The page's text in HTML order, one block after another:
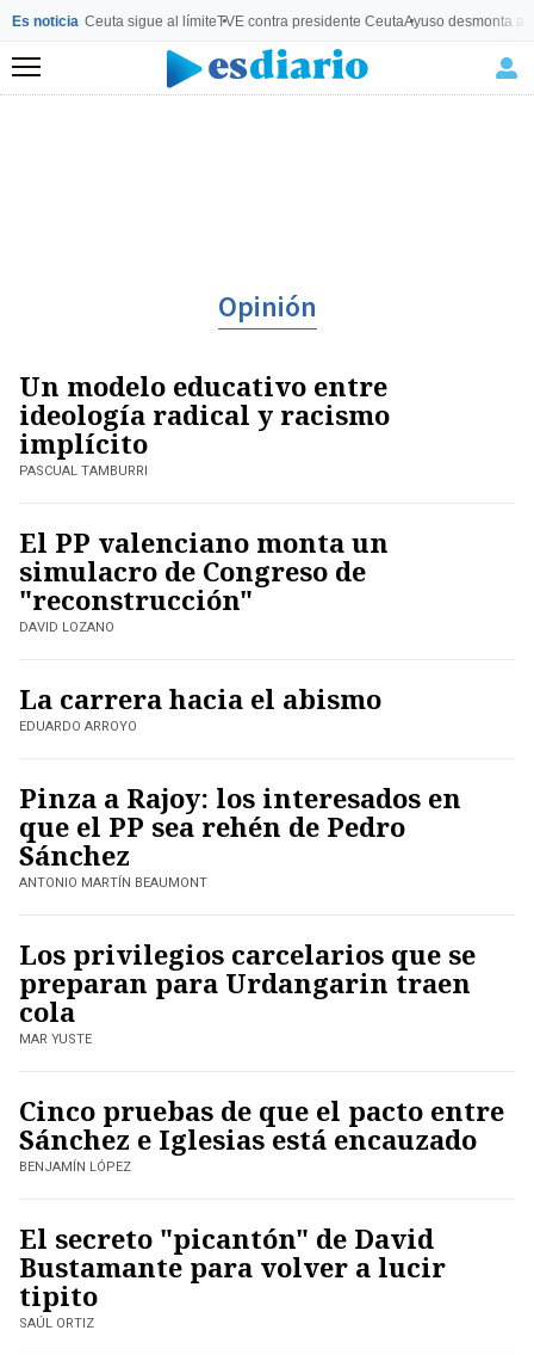
Es noticia Ceuta sigue al límiteTVE contra presidente CeutaAyuso desmonta a
Menú
Opinión
Un modelo educativo entre
ideología radical y racismo
implícito
PASCUAL TAMBURRI
El PP valenciano monta un
simulacro de Congreso de
"reconstrucción"
DAVID LOZANO
La carrera hacia el abismo
EDUARDO ARROYO
Pinza a Rajoy: los interesados en
que el PP sea rehén de Pedro
Sánchez
ANTONIO MARTÍN BEAUMONT
Los privilegios carcelarios que se
preparan para Urdangarin traen
cola
MAR YUSTE
Cinco pruebas de que el pacto entre
Sánchez e Iglesias está encauzado
BENJAMÍN LÓPEZ
El secreto "picantón" de David
Bustamante para volver a lucir
tipito
SAÚL ORTIZ